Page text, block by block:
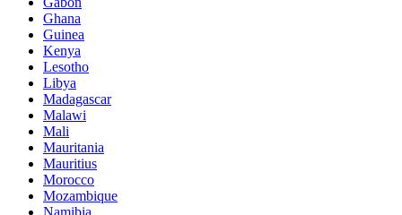
Ghana
Guinea
Kenya
Lesotho
Libya
Madagascar
Malawi
Mali
Mauritania
Mauritius
Morocco
Mozambique